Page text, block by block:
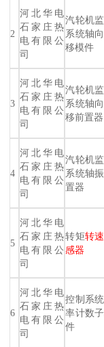
2
河北华电
石家庄热
电有限公
司
汽轮机
系统轴
移模件
3
河北华电
石家庄热
电有限公
司
汽轮机
系统轴
移前置器
4
河北华电
石家庄热
电有限公
司
汽轮机
系统轴
置器
5
河北华电
石家庄热
电有限公
司
转矩转
感器
6
河北华电
石家庄热
电有限公
司
控制系
率计数
件